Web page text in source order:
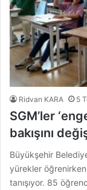
Ridvan KARA 5
SGM’ler
bakışını
Büyükşehir
yürekler
tanışıyor. 85